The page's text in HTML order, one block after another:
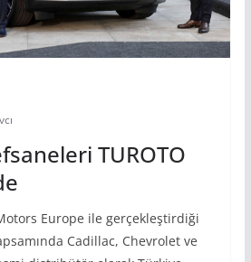
TUROTO
Europe ile gerçekleştirdiği
Cadillac, Chevrolet ve